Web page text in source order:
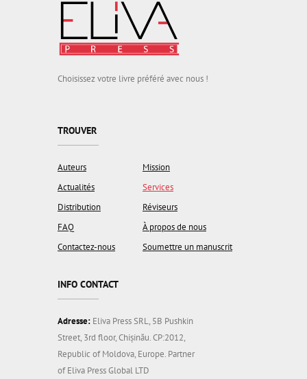
Choisissez votre livre préféré avec nous !
TROUVER
Auteurs
Actualités
Distribution
FAQ
Contactez-nous
Mission
Services
Réviseurs
À propos de nous
Soumettre un manuscrit
INFO CONTACT
Adresse: Eliva Press SRL, 5B Pushkin
Street, 3rd floor, Chișinău. CP:2012,
Republic of Moldova, Europe. Partner
of Eliva Press Global LTD